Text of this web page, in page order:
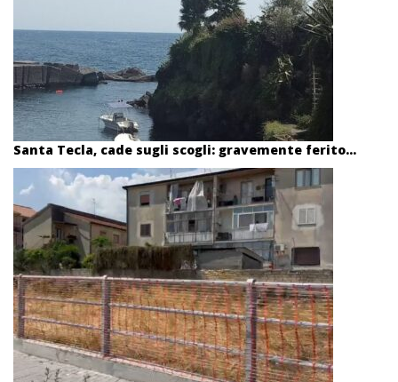
Santa Tecla, cade sugli scogli: gravemente ferito...